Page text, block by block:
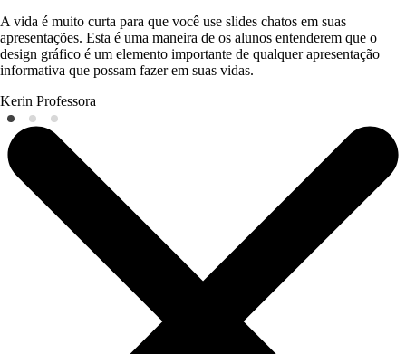
A vida é muito curta para que você use slides chatos em suas
apresentações. Esta é uma maneira de os alunos entenderem que o
design gráfico é um elemento importante de qualquer apresentação
informativa que possam fazer em suas vidas.
Kerin Professora